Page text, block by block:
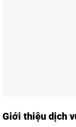
Giới thiệu dịch